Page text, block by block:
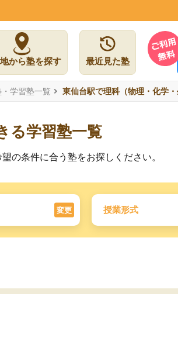
から塾を探す 最近見た塾
学習塾一覧 東仙台駅で理科（物理・化学
る学習塾一覧
の条件に合う塾をお探しください。
変更 授業形式